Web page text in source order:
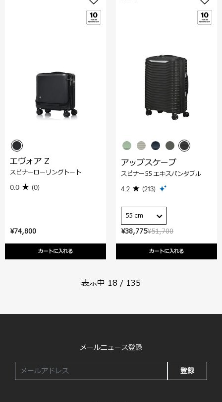
¥74,800
カートに入れる
エヴォア Z
スピナーローリングトート
0.0 (0)
¥51,700
¥38,775
カートに入れる
アップスケープ
スピナー55 エキスパンダブル
4.2 (213)
55 cm
表示中 18 / 135
メールニュース登録
登録